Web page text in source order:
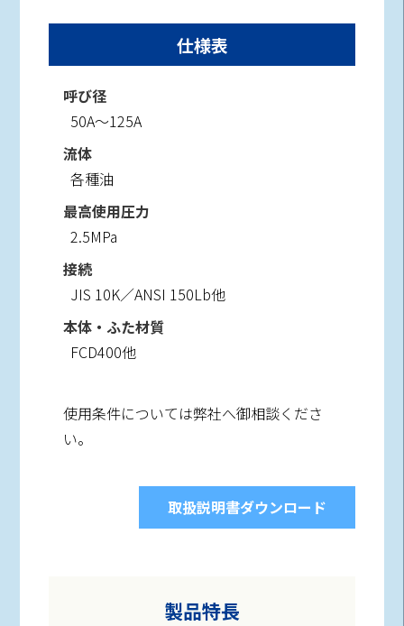
仕様表
呼び径
50A～125A
流体
各種油
最高使用圧力
2.5MPa
接続
JIS 10K／ANSI 150Lb他
本体・ふた材質
FCD400他
使用条件については弊社へ御相談くださ
い。
取扱説明書ダウンロード
製品特長